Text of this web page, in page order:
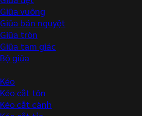
Giũa vuông
Giũa bán nguyệt
Giũa tròn
Giũa tam giác
Bộ giũa
Kéo
Kéo cắt tôn
Kéo cắt cành